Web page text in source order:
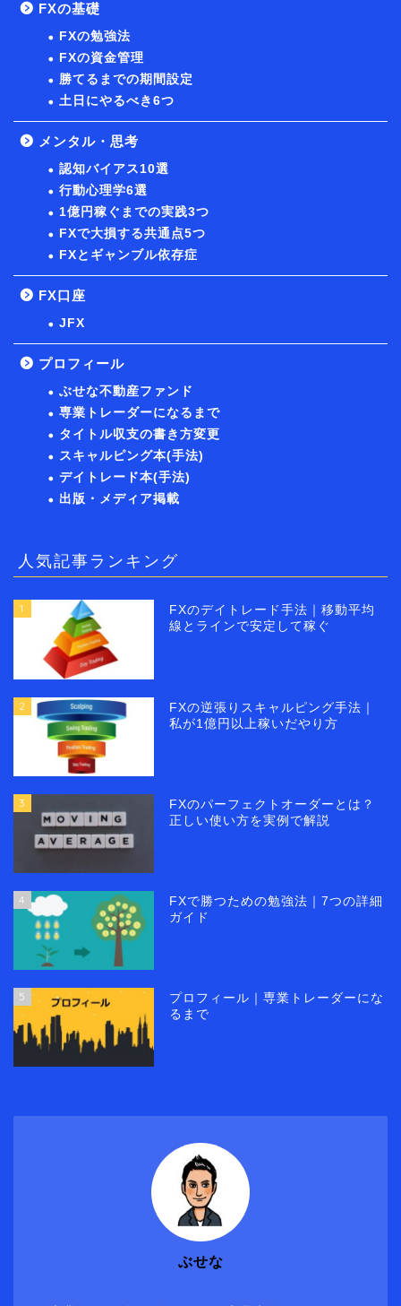
FXの基礎
FXの勉強法
FXの資金管理
勝てるまでの期間設定
土日にやるべき6つ
メンタル・思考
認知バイアス10選
行動心理学6選
1億円稼ぐまでの実践3つ
FXで大損する共通点5つ
FXとギャンブル依存症
FX口座
JFX
プロフィール
ぶせな不動産ファンド
専業トレーダーになるまで
タイトル収支の書き方変更
スキャルピング本(手法)
デイトレード本(手法)
出版・メディア掲載
人気記事ランキング
1
FXのデイトレード手法｜移動平均
線とラインで安定して稼ぐ
2
FXの逆張りスキャルピング手法｜
私が1億円以上稼いだやり方
3
FXのパーフェクトオーダーとは？
正しい使い方を実例で解説
4
FXで勝つための勉強法｜7つの詳細
ガイド
5
プロフィール｜専業トレーダーにな
るまで
ぶせな